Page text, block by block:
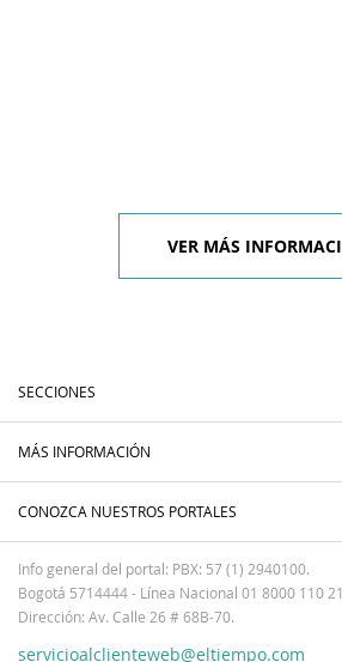
VER MÁS
SECCIONES
MÁS INFORMACIÓN
CONOZCA NUESTROS PORTALES
Info general del portal: PBX: 57 (1) 2940100.
Bogotá 5714444 - Línea Nacional 01 8000 110
Dirección: Av. Calle 26 # 68B-70.
servicioalclienteweb@eltiempo.com